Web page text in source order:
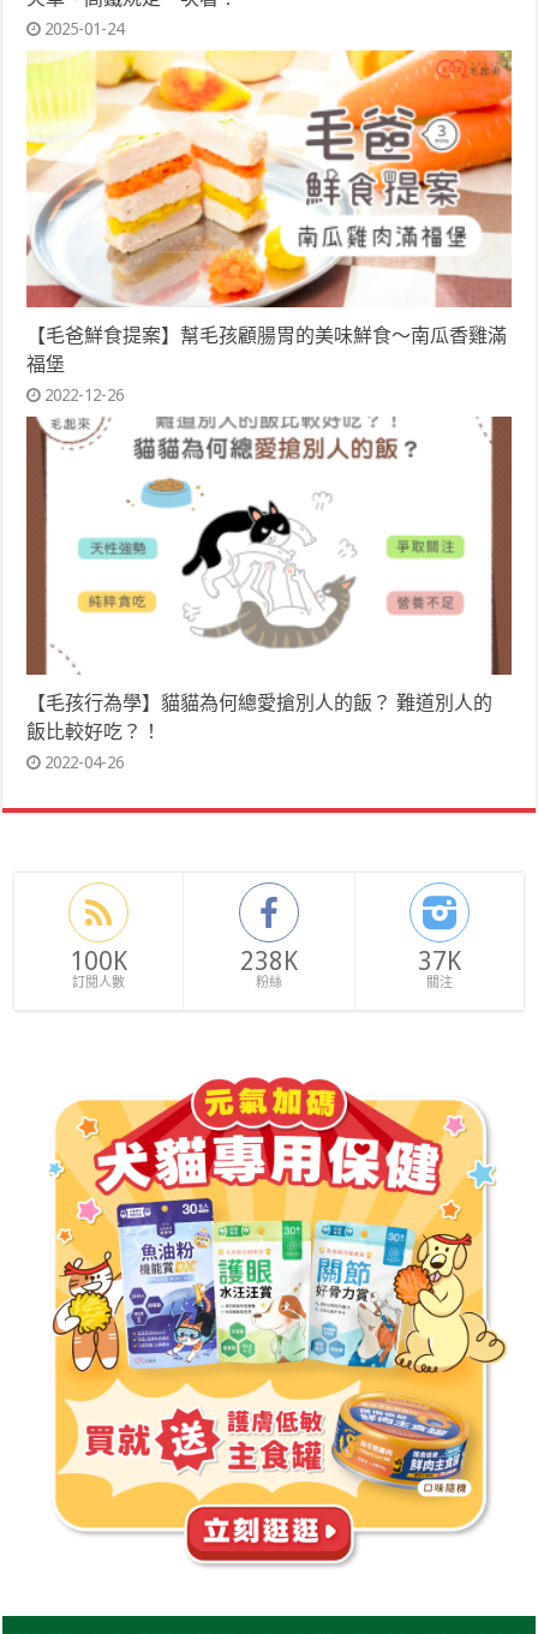
2025-01-24
【毛爸鮮食提案】幫毛孩顧腸胃的美味鮮食～南瓜香雞滿
福堡
2022-12-26
【毛孩行為學】貓貓為何總愛搶別人的飯？ 難道別人的
飯比較好吃？！
2022-04-26
100K
訂閱人數
238K
粉絲
37K
關注